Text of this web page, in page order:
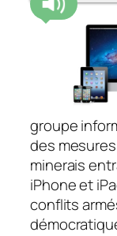
groupe
des
minerais
iPhone et
conflits